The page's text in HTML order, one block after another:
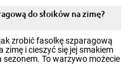
cieplejszych
słoików ze
pozwolą zachować świeżość
do słoików na zimę?
zrobić fasolkę szparagową
zimę i cieszyć się jej smakiem
sezonem. To warzywo możecie